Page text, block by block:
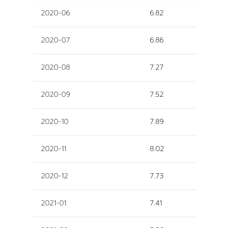
2020-06 6.82
2020-07 6.86
2020-08 7.27
2020-09 7.52
2020-10 7.89
2020-11 8.02
2020-12 7.73
2021-01 7.41